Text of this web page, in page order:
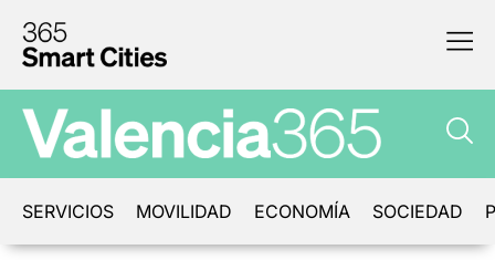
SERVICIOS MOVILIDAD ECONOMÍA SOCIEDAD